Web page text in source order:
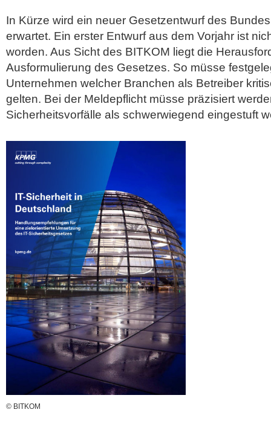
In Kürze wird ein neuer Gesetzentwurf des
erwartet. Ein erster Entwurf aus dem Vorjahr ist
worden. Aus Sicht des BITKOM liegt die
Ausformulierung des Gesetzes. So müsse
Unternehmen welcher Branchen als Betreiber
gelten. Bei der Meldepflicht müsse präzisiert
Sicherheitsvorfälle als schwerwiegend eingestuft
© BITKOM